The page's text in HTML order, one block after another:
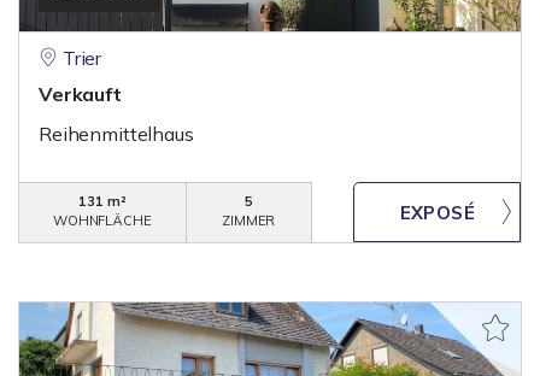
Trier
Verkauft
Reihenmittelhaus
131 m²
WOHNFLÄCHE
5
ZIMMER